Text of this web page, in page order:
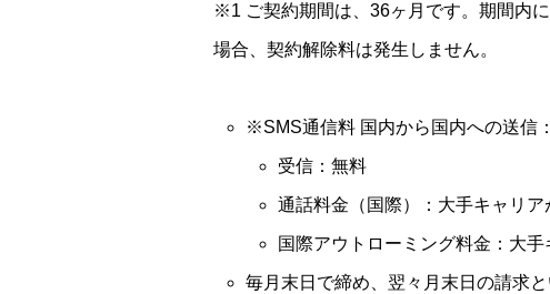
※1 ご契約期間は、36ヶ月です。期間内
場合、契約解除料は発生しません。
※SMS通信料 国内から国内への送信
受信：無料
通話料金（国際）：大手キャリ
国際アウトローミング料金：大
毎月末日で締め、翌々月末日の請求と